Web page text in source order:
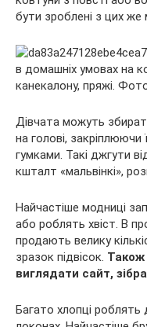
бути зроблені з цих же
Дівчата можуть
на голові, закріплюючи
гумками. Такі джгути
кшталт «мальвінкі»,
Найчастіше модниці
або роблять хвіст. В
продають велику
зразок підвісок. Також
виглядати сайт,
Багато хлопці